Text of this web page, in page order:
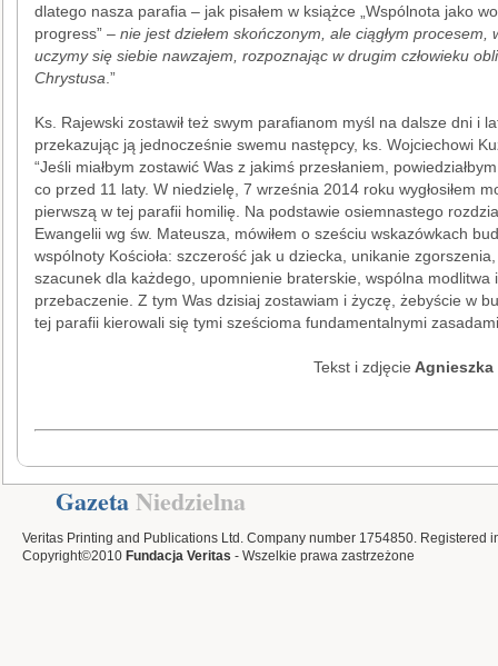
dlatego nasza parafia – jak pisałem w książce „Wspólnota jako
progress” – nie jest dziełem skończonym, ale ciągłym procesem,
uczymy się siebie nawzajem, rozpoznając w drugim człowieku
Chrystusa .”
Ks. Rajewski zostawił też swym parafianom myśl na dalsze dni i
przekazując ją jednocześnie swemu następcy, ks. Wojciechowi
“Jeśli miałbym zostawić Was z jakimś przesłaniem,
co przed 11 laty. W niedzielę, 7 września 2014 roku wygłosiłem
pierwszą w tej parafii homilię. Na podstawie osiemnastego
Ewangelii wg św. Mateusza, mówiłem o sześciu wskazówkach
wspólnoty Kościoła: szczerość jak u dziecka, unikanie zgorszenia,
szacunek dla każdego, upomnienie braterskie, wspólna modlitwa i
przebaczenie. Z tym Was dzisiaj zostawiam i życzę, żebyście w
tej parafii kierowali się tymi sześcioma fundamentalnymi
Tekst i zdjęcie Agnieszka
GazetaNiedzielna
Veritas Printing and Publications Ltd. Company number 1754850. Registered
Copyright©2010 Fundacja Veritas - Wszelkie prawa zastrzeżone